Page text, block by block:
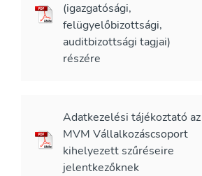
(igazgatósági,
felügyelőbizottsági,
auditbizottsági tagjai)
részére
Adatkezelési tájékoztató az
MVM Vállalkozáscsoport
kihelyezett szűréseire
jelentkezőknek